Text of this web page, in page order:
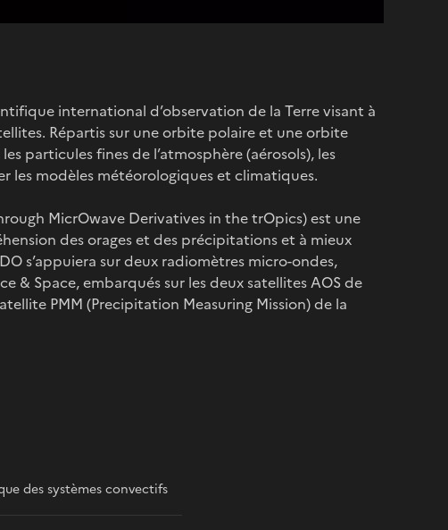
international d’observation de la Terre visant à
Répartis sur une orbite polaire et une orbite
particules fines de l’atmosphère (aérosols), les
les modèles météorologiques et climatiques.
MicrOwave Derivatives in the trOpics) est une
des orages et des précipitations et à mieux
s’appuiera sur deux radiomètres micro-ondes,
& Space, embarqués sur les deux satellites AOS de
PMM (Precipitation Measuring Mission) de la
des systèmes convectifs